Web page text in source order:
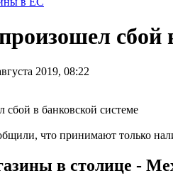
сбой
2019, 08:22
что принимают только
в столице -